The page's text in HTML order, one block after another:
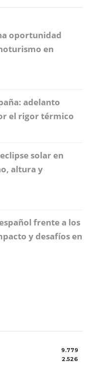
oportunidad
en
adelanto
el rigor térmico
solar en
altura y
frente a los
y desafíos en
9.779
2.526